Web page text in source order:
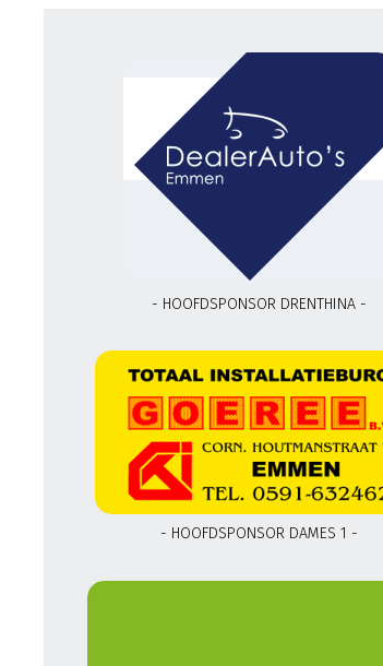
- HOOFDSPONSOR DRENTHINA -
- HOOFDSPONSOR DAMES 1 -